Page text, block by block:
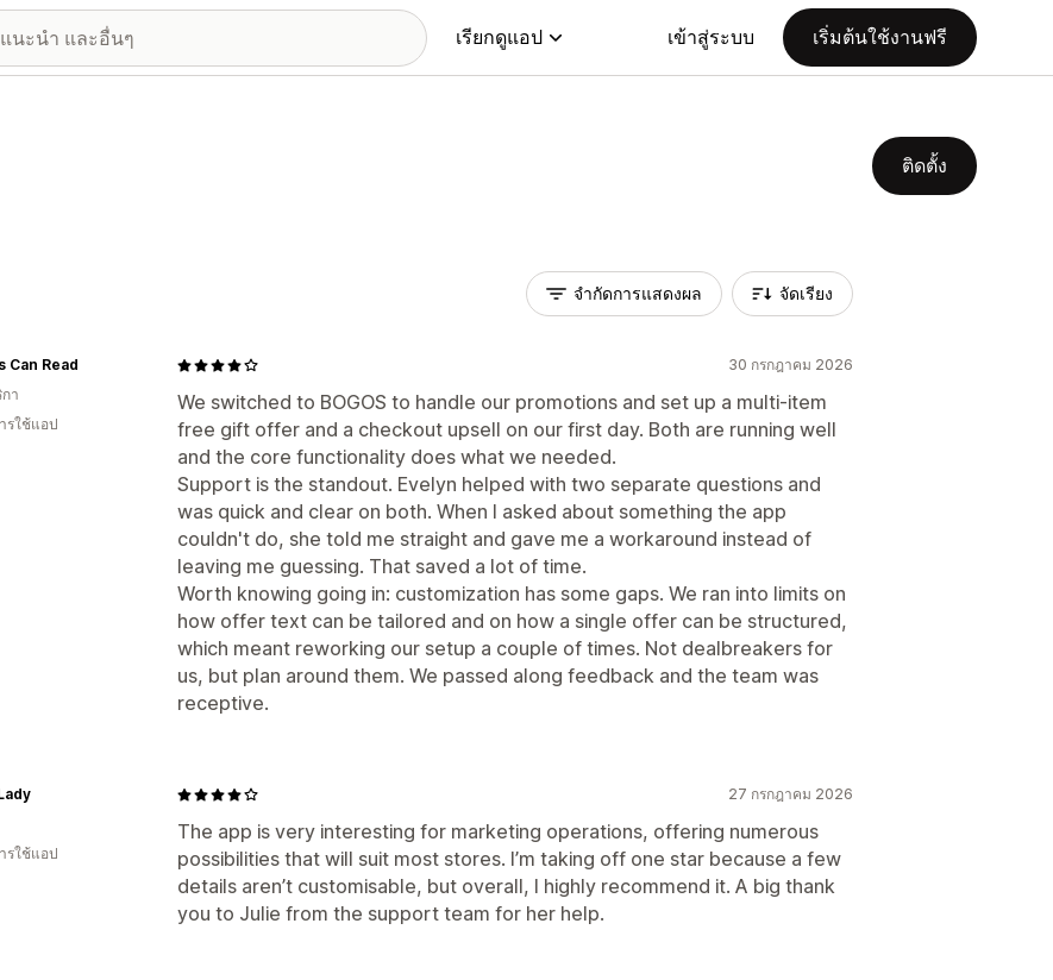
เรียกดูแอป เข้าสู่ระบบ เริ่มต้นใช้งานฟรี
ติดตั้ง
จำกัดการแสดงผล จัดเรียง
30 กรกฎาคม 2026
We switched to BOGOS to handle our promotions and set up a multi-item
free gift offer and a checkout upsell on our first day. Both are running well
and the core functionality does what we needed.
Support is the standout. Evelyn helped with two separate questions and
was quick and clear on both. When I asked about something the app
couldn't do, she told me straight and gave me a workaround instead of
leaving me guessing. That saved a lot of time.
Worth knowing going in: customization has some gaps. We ran into limits on
how offer text can be tailored and on how a single offer can be structured,
which meant reworking our setup a couple of times. Not dealbreakers for
us, but plan around them. We passed along feedback and the team was
receptive.
Can Read
า
รใช้แอป
27 กรกฎาคม 2026
The app is very interesting for marketing operations, offering numerous
possibilities that will suit most stores. I’m taking off one star because a few
details aren’t customisable, but overall, I highly recommend it. A big thank
you to Julie from the support team for her help.
รใช้แอป